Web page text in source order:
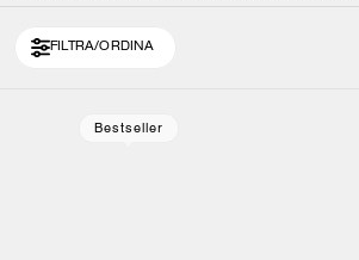
FILTRA/ORDINA
Bestseller